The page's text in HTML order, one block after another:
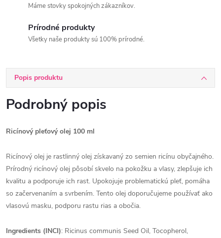
Máme stovky spokojných zákazníkov.
Prírodné produkty
Všetky naše produkty sú 100% prírodné.
Popis produktu
Podrobný popis
Ricínový pleťový olej 100 ml
Ricínový olej je rastlinný olej získavaný zo semien ricínu obyčajného.
Prírodný ricínový olej pôsobí skvelo na pokožku a vlasy, zlepšuje ich
kvalitu a podporuje ich rast. Upokojuje problematickú pleť, pomáha
so začervenaním a svrbením. Tento olej doporučujeme používať ako
vlasovú masku, podporu rastu rias a obočia.
Ingredients (INCI): Ricinus communis Seed Oil, Tocopherol,